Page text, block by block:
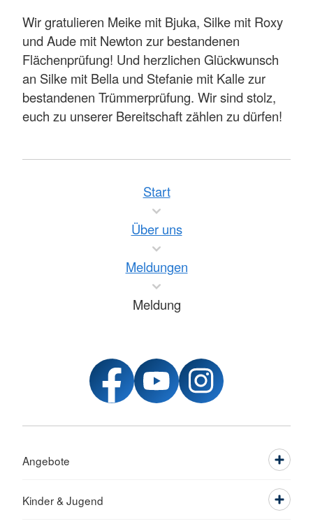
Wir gratulieren Meike mit Bjuka, Silke mit Roxy
und Aude mit Newton zur bestandenen
Flächenprüfung! Und herzlichen Glückwunsch
an Silke mit Bella und Stefanie mit Kalle zur
bestandenen Trümmerprüfung. Wir sind stolz,
euch zu unserer Bereitschaft zählen zu dürfen!
Start
Über uns
Meldungen
Meldung
Angebote
Kinder & Jugend